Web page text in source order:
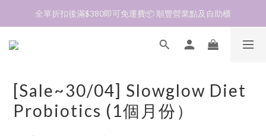
加入會員❤️生日月首天送$30 💛商品可郵寄至澳門🇲🇴及台灣🇹🇼
全單折扣後滿$380即可免運費📦 順豐營業點及自助櫃
加入會員❤️生日月首天送$30 💛商品可郵寄至澳門🇲🇴及台灣🇹🇼
[Sale~30/04] Slowglow Diet
Probiotics (1個月份）